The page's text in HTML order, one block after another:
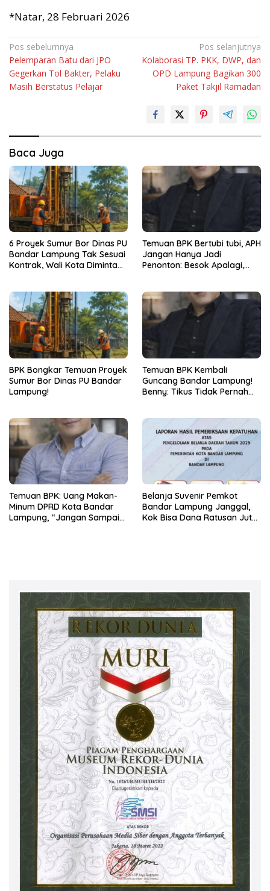
*Natar, 28 Februari 2026
Navigasi
pos
Pos sebelumnya
Pelemparan Batu dari JPO
Gegerkan Tol Bakter, Pelaku
Masih Berstatus Pelajar
Pos selanjutnya
Kolaborasi TP. PKK, DWP, dan
OPD Lampung Bagikan 300
Paket Takjil Ramadan
Baca Juga
6 Proyek Sumur Bor Dinas PU
Bandar Lampung Tak Sesuai
Kontrak, Wali Kota Diminta
Temuan BPK Bertubi tubi, APH
Jangan Hanya Jadi
Penonton: Besok Apalagi,
BPK Bongkar Temuan Proyek
Sumur Bor Dinas PU Bandar
Lampung!
Temuan BPK Kembali
Guncang Bandar Lampung!
Benny: Tikus Tidak Pernah
Temuan BPK: Uang Makan-
Minum DPRD Kota Bandar
Lampung, “Jangan Sampai
Belanja Suvenir Pemkot
Bandar Lampung Janggal,
Kok Bisa Dana Ratusan Juta